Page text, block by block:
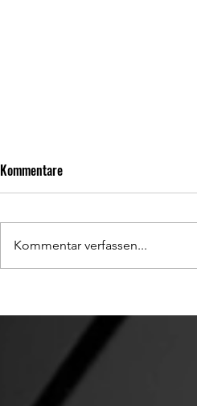
TCC is back
Kommentare
Kommentar verfassen...